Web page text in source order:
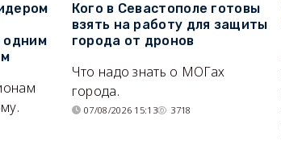
одним
Кого в Севастополе готовы
взять на работу для защиты
города от дронов
Что надо знать о МОГах
города.
07/08/2026 15:13 3718